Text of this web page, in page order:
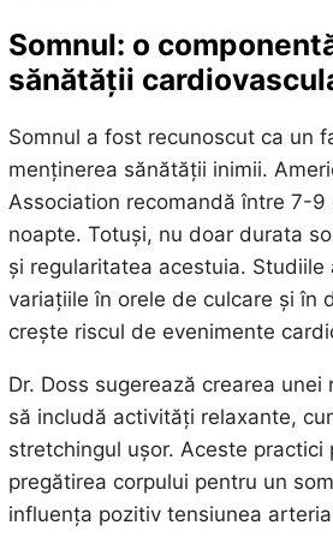
Somnul: o
sănătății
Somnul a fost recunoscut ca un
menținerea sănătății inimii.
Association recomandă între 7-9
noapte. Totuși, nu doar durata
și regularitatea acestuia. Studiile
variațiile în orele de culcare și în
crește riscul de evenimente
Dr. Doss sugerează crearea
să includă activități relaxante,
stretchingul ușor. Aceste practici
pregătirea corpului pentru un
influența pozitiv tensiunea